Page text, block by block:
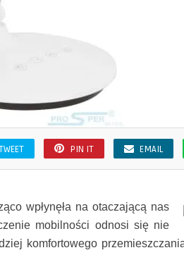
PIN IT EMAIL
wpłynęła na otaczającą nas
mobilności odnosi się nie
komfortowego